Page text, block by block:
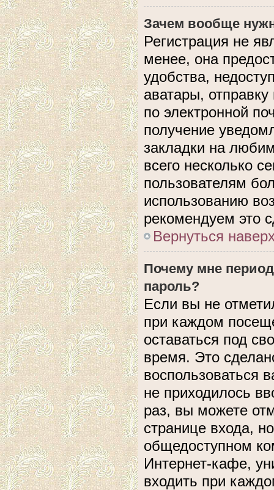
Зачем вообще
Регистрация не
менее, она
удобства,
аватары,
по электронной
получение
закладки на
всего несколько
пользователям
использованию
рекомендуем это
Вернуться
Почему мне
пароль?
Если вы не
при каждом
оставаться под
время. Это
воспользоваться
не приходилось
раз, вы можете
странице входа,
общедоступном
Интернет-кафе,
входить при